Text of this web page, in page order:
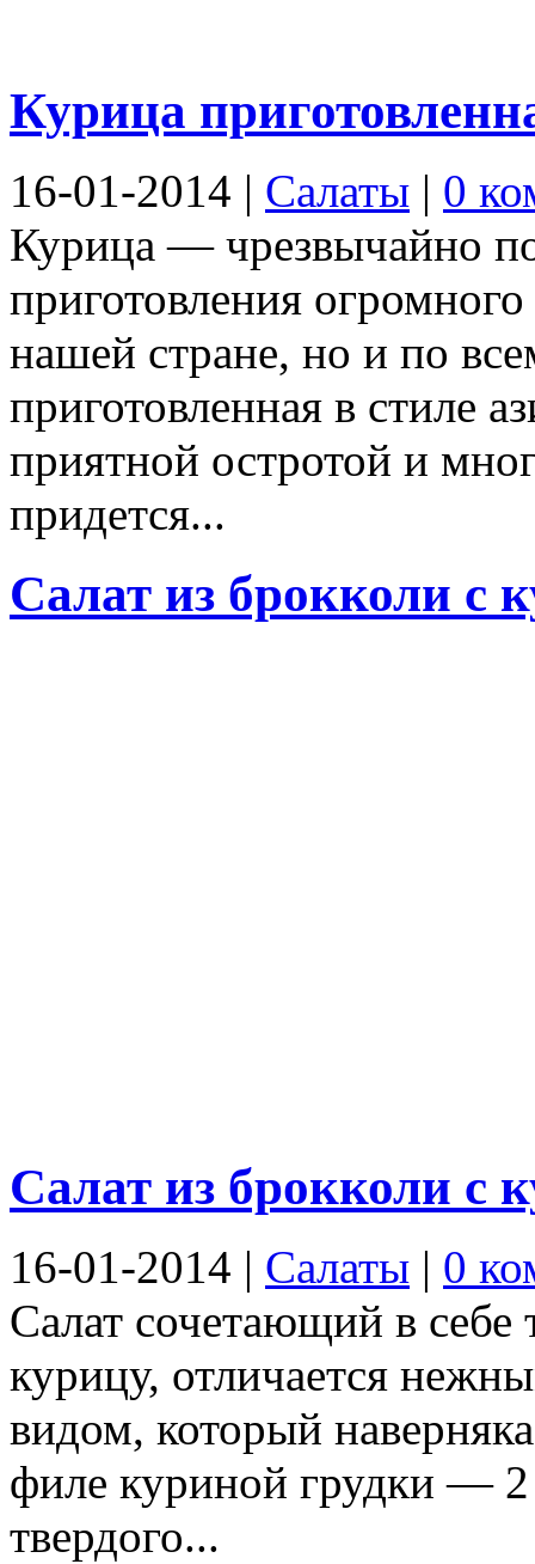
Курица
16-01-2014 | Салаты | 0
Курица — чрезвычайно
приготовления
нашей стране, но и по
приготовленная в стиле
приятной остротой и
придется...
Салат из брокколи с
Салат из брокколи с
16-01-2014 | Салаты | 0
Салат сочетающий в себе
курицу, отличается
видом, который
филе куриной грудки —
твердого...